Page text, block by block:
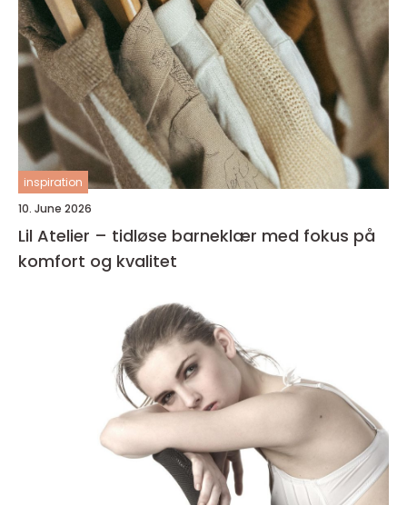
inspiration
10. June 2026
Lil Atelier – tidløse barneklær med fokus på
komfort og kvalitet